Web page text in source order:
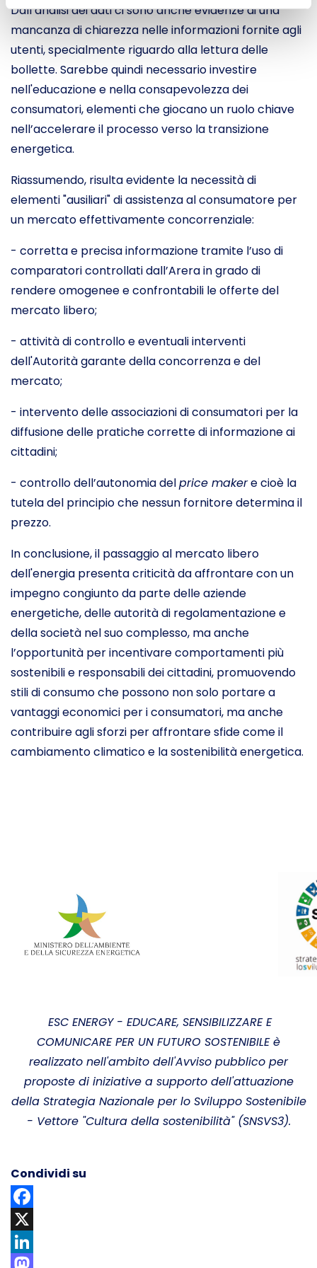
Dall’analisi dei dati ci sono anche evidenze di una
mancanza di chiarezza nelle informazioni fornite agli
utenti, specialmente riguardo alla lettura delle
bollette. Sarebbe quindi necessario investire
nell'educazione e nella consapevolezza dei
consumatori, elementi che giocano un ruolo chiave
nell’accelerare il processo verso la transizione
energetica.
Riassumendo, risulta evidente la necessità di
elementi "ausiliari" di assistenza al consumatore per
un mercato effettivamente concorrenziale:
- corretta e precisa informazione tramite l’uso di
comparatori controllati dall’Arera in grado di
rendere omogenee e confrontabili le offerte del
mercato libero;
- attività di controllo e eventuali interventi
dell'Autorità garante della concorrenza e del
mercato;
- intervento delle associazioni di consumatori per la
diffusione delle pratiche corrette di informazione ai
cittadini;
- controllo dell’autonomia delprice makere cioè la
tutela del principio che nessun fornitore determina il
prezzo.
In conclusione, il passaggio al mercato libero
dell'energia presenta criticità da affrontare con un
impegno congiunto da parte delle aziende
energetiche, delle autorità di regolamentazione e
della società nel suo complesso, ma anche
l’opportunità per incentivare comportamenti più
sostenibili e responsabili dei cittadini, promuovendo
stili di consumo che possono non solo portare a
vantaggi economici per i consumatori, ma anche
contribuire agli sforzi per affrontare sfide come il
cambiamento climatico e la sostenibilità energetica.
ESC ENERGY - EDUCARE, SENSIBILIZZARE E
COMUNICARE PER UN FUTURO SOSTENIBILE è
realizzato nell'ambito dell'Avviso pubblico per
proposte di iniziative a supporto dell'attuazione
della Strategia Nazionale per lo Sviluppo Sostenibile
- Vettore "Cultura della sostenibilità" (SNSVS3).
Condividi su
Facebook
X
LinkedIn